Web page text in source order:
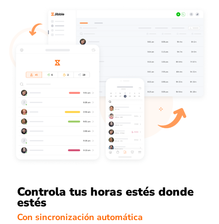
Controla tus horas estés donde
estés
Con sincronización automática